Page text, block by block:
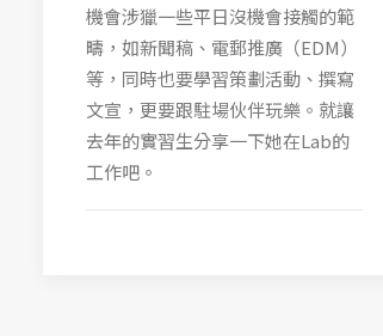
機會涉獵一些平日沒機會接觸的範
疇，如新聞稿、電郵推廣（EDM）
等，同時也要學習策劃活動、撰寫
文宣，更要跟駐場伙伴玩樂。就讓
去年的實習生分享一下她在Lab的
工作吧。